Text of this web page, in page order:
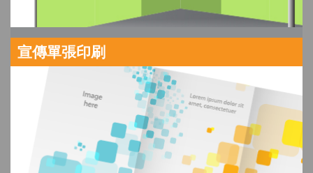
宣傳單張印刷